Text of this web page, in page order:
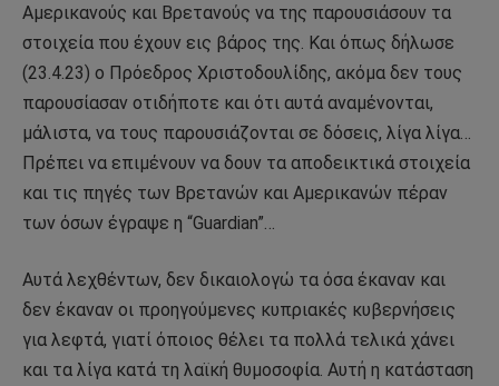
Αμερικανούς και Βρετανούς να της παρουσιάσουν τα
στοιχεία που έχουν εις βάρος της. Και όπως δήλωσε
(23.4.23) ο Πρόεδρος Χριστοδουλίδης, ακόμα δεν τους
παρουσίασαν οτιδήποτε και ότι αυτά αναμένονται,
μάλιστα, να τους παρουσιάζονται σε δόσεις, λίγα λίγα…
Πρέπει να επιμένουν να δουν τα αποδεικτικά στοιχεία
και τις πηγές των Βρετανών και Αμερικανών πέραν
των όσων έγραψε η “Guardian”…
Αυτά λεχθέντων, δεν δικαιολογώ τα όσα έκαναν και
δεν έκαναν οι προηγούμενες κυπριακές κυβερνήσεις
για λεφτά, γιατί όποιος θέλει τα πολλά τελικά χάνει
και τα λίγα κατά τη λαϊκή θυμοσοφία. Αυτή η κατάσταση